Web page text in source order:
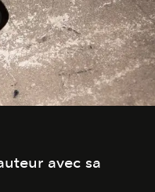
avec sa